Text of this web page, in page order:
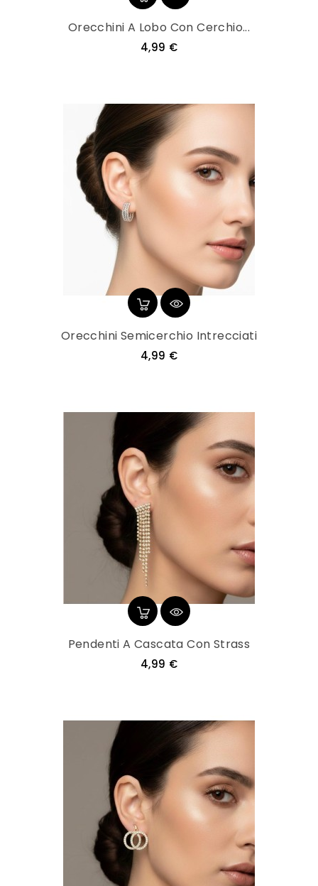
Orecchini A Lobo Con Cerchio...
4,99 €Prezzo
Orecchini Semicerchio Intrecciati
4,99 €Prezzo
Pendenti A Cascata Con Strass
4,99 €Prezzo